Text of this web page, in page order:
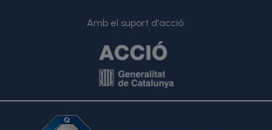
Amb el suport d'acció: